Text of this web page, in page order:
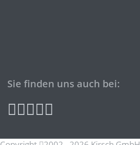
Sie finden uns auch bei: